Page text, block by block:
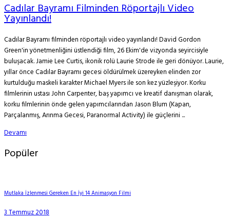
Cadılar Bayramı Filminden Röportajlı Video
Yayınlandı!
Cadılar Bayramı filminden röportajlı video yayınlandı! David Gordon
Green'in yönetmenliğini üstlendiği film, 26 Ekim'de vizyonda seyircisiyle
buluşacak. Jamie Lee Curtis, ikonik rolü Laurie Strode ile geri dönüyor. Laurie,
yıllar önce Cadılar Bayramı gecesi öldürülmek üzereyken elinden zor
kurtulduğu maskeli karakter Michael Myers ile son kez yüzleşiyor. Korku
filmlerinin ustası John Carpenter, baş yapımcı ve kreatif danışman olarak,
korku filmlerinin önde gelen yapımcılarından Jason Blum (Kapan,
Parçalanmış, Arınma Gecesi, Paranormal Activity) ile güçlerini ...
Devamı
Popüler
Mutlaka İzlenmesi Gereken En İyi 14 Animasyon Filmi
3 Temmuz 2018